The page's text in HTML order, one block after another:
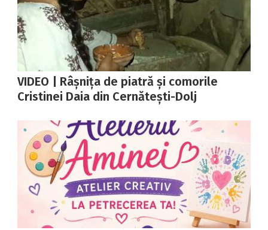
VIDEO | Râșnița de piatră și comorile
Cristinei Daia din Cernătești-Dolj